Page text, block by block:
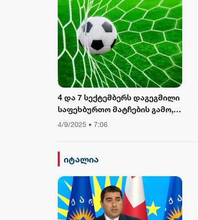
4 და 7 სექტემბერს დაგეგმილი
საფეხბურთო მატჩების გამო,
საავტომობილო მოძრაობა
4/9/2025 • 7:06
იტალია